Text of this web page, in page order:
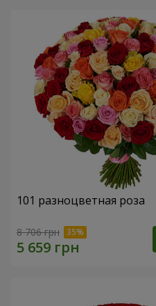
101 разноцветная роза
8 706 грн